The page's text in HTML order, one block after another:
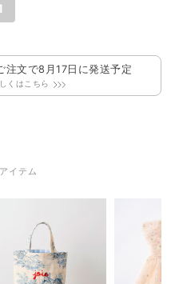
注文で8月17日 に発送予定
くはこちら
イテム